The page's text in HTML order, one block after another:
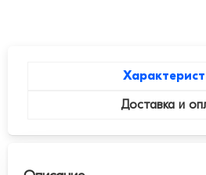
Доставка и